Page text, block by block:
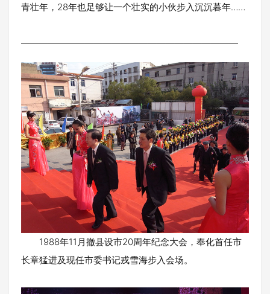
青壮年，28年也足够让一个壮实的小伙步入沉沉暮年……
————————————————————————
1988年11月撤县设市20周年纪念大会，奉化首任市
长章猛进及现任市委书记戎雪海步入会场。